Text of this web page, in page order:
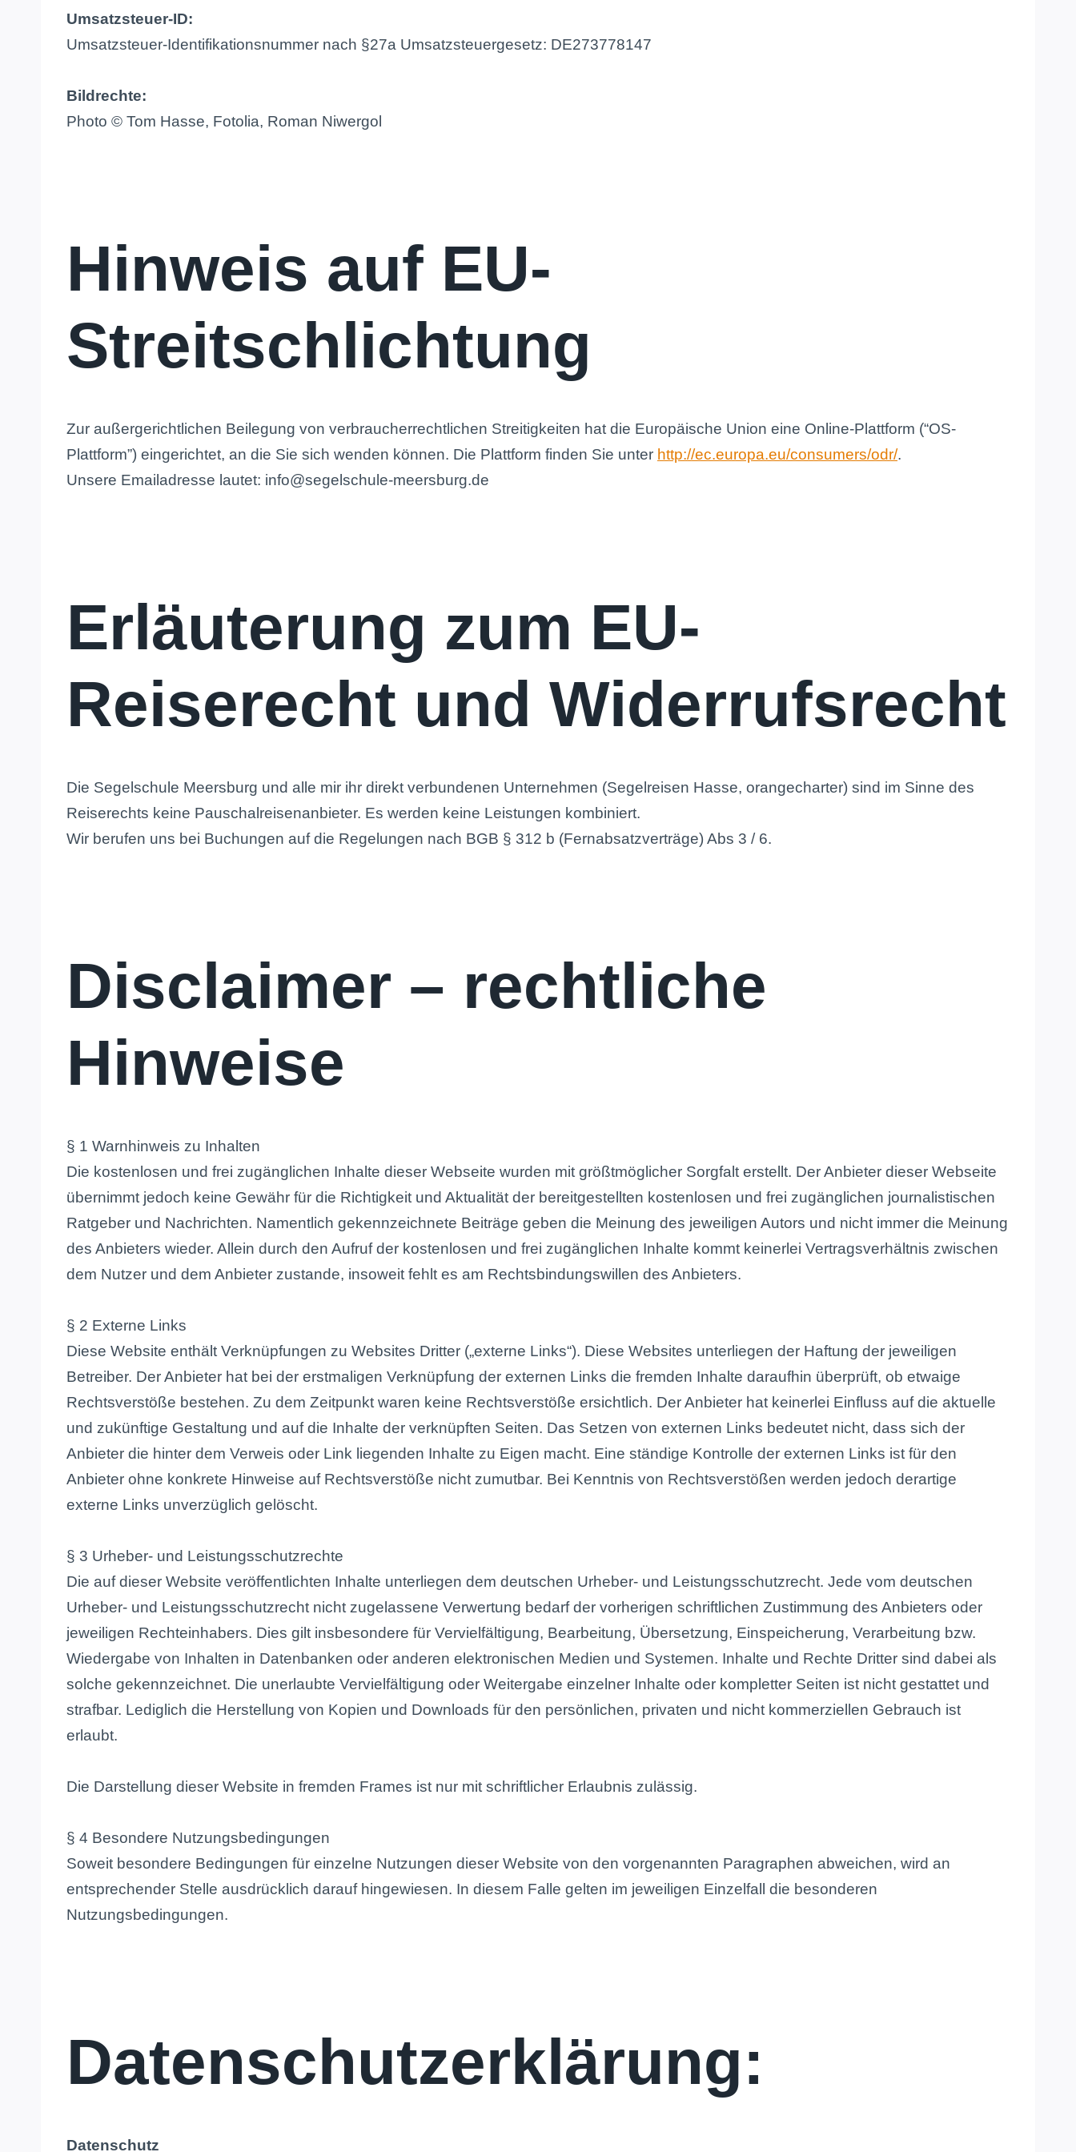
Umsatzsteuer-ID:
Umsatzsteuer-Identifikationsnummer nach §27a Umsatzsteuergesetz: DE273778147
Bildrechte:
Photo © Tom Hasse, Fotolia, Roman Niwergol
Hinweis auf EU-
Streitschlichtung
Zur außergerichtlichen Beilegung von verbraucherrechtlichen Streitigkeiten hat die Europäische Union eine Online-Plattform (“OS-
Plattform”) eingerichtet, an die Sie sich wenden können. Die Plattform finden Sie unter http://ec.europa.eu/consumers/odr/.
Unsere Emailadresse lautet: info@segelschule-meersburg.de
Erläuterung zum EU-
Reiserecht und Widerrufsrecht
Die Segelschule Meersburg und alle mir ihr direkt verbundenen Unternehmen (Segelreisen Hasse, orangecharter) sind im Sinne des
Reiserechts keine Pauschalreisenanbieter. Es werden keine Leistungen kombiniert.
Wir berufen uns bei Buchungen auf die Regelungen nach BGB § 312 b (Fernabsatzverträge) Abs 3 / 6.
Disclaimer – rechtliche
Hinweise
§ 1 Warnhinweis zu Inhalten
Die kostenlosen und frei zugänglichen Inhalte dieser Webseite wurden mit größtmöglicher Sorgfalt erstellt. Der Anbieter dieser Webseite
übernimmt jedoch keine Gewähr für die Richtigkeit und Aktualität der bereitgestellten kostenlosen und frei zugänglichen journalistischen
Ratgeber und Nachrichten. Namentlich gekennzeichnete Beiträge geben die Meinung des jeweiligen Autors und nicht immer die Meinung
des Anbieters wieder. Allein durch den Aufruf der kostenlosen und frei zugänglichen Inhalte kommt keinerlei Vertragsverhältnis zwischen
dem Nutzer und dem Anbieter zustande, insoweit fehlt es am Rechtsbindungswillen des Anbieters.
§ 2 Externe Links
Diese Website enthält Verknüpfungen zu Websites Dritter („externe Links“). Diese Websites unterliegen der Haftung der jeweiligen
Betreiber. Der Anbieter hat bei der erstmaligen Verknüpfung der externen Links die fremden Inhalte daraufhin überprüft, ob etwaige
Rechtsverstöße bestehen. Zu dem Zeitpunkt waren keine Rechtsverstöße ersichtlich. Der Anbieter hat keinerlei Einfluss auf die aktuelle
und zukünftige Gestaltung und auf die Inhalte der verknüpften Seiten. Das Setzen von externen Links bedeutet nicht, dass sich der
Anbieter die hinter dem Verweis oder Link liegenden Inhalte zu Eigen macht. Eine ständige Kontrolle der externen Links ist für den
Anbieter ohne konkrete Hinweise auf Rechtsverstöße nicht zumutbar. Bei Kenntnis von Rechtsverstößen werden jedoch derartige
externe Links unverzüglich gelöscht.
§ 3 Urheber- und Leistungsschutzrechte
Die auf dieser Website veröffentlichten Inhalte unterliegen dem deutschen Urheber- und Leistungsschutzrecht. Jede vom deutschen
Urheber- und Leistungsschutzrecht nicht zugelassene Verwertung bedarf der vorherigen schriftlichen Zustimmung des Anbieters oder
jeweiligen Rechteinhabers. Dies gilt insbesondere für Vervielfältigung, Bearbeitung, Übersetzung, Einspeicherung, Verarbeitung bzw.
Wiedergabe von Inhalten in Datenbanken oder anderen elektronischen Medien und Systemen. Inhalte und Rechte Dritter sind dabei als
solche gekennzeichnet. Die unerlaubte Vervielfältigung oder Weitergabe einzelner Inhalte oder kompletter Seiten ist nicht gestattet und
strafbar. Lediglich die Herstellung von Kopien und Downloads für den persönlichen, privaten und nicht kommerziellen Gebrauch ist
erlaubt.
Die Darstellung dieser Website in fremden Frames ist nur mit schriftlicher Erlaubnis zulässig.
§ 4 Besondere Nutzungsbedingungen
Soweit besondere Bedingungen für einzelne Nutzungen dieser Website von den vorgenannten Paragraphen abweichen, wird an
entsprechender Stelle ausdrücklich darauf hingewiesen. In diesem Falle gelten im jeweiligen Einzelfall die besonderen
Nutzungsbedingungen.
Datenschutzerklärung:
Datenschutz